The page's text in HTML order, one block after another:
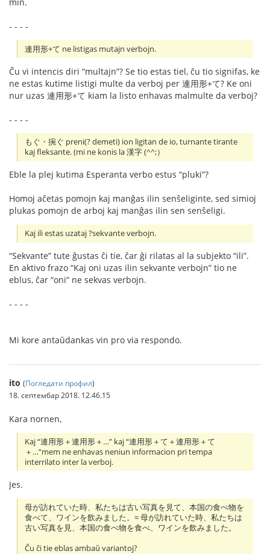
- - - -
連用形+て ne listigas mutajn verbojn.
Ĉu vi intencis diri “multajn”? Se tio estas tiel, ĉu tio signifas, ke
ne estas kutime listigi multe da verboj per 連用形+て? Ke oni
nur uzas 連用形+て kiam la listo enhavas malmulte da verboj?
- - - -
もぐ・捥ぐ preni(? demeti) ion ligitan de io, turnante tirante
kaj fleksante. (mi ne konis la 漢字 (^^;）
Eble la plej kutima Esperanta verbo estus “pluki”?
Homoj aĉetas pomojn kaj manĝas ilin senŝeliginte, sed simioj
plukas pomojn de arboj kaj manĝas ilin sen senŝeligi.
Kaj ili estas uzataj ?sekvante verbojn.
“Sekvante” tute ĝustas ĉi tie, ĉar ĝi rilatas al la subjekto “ili”.
En aktivo frazo “Kaj oni uzas ilin sekvante verbojn” tio ne
eblus, ĉar “oni” ne sekvas verbojn.
- - - -
Mi kore antaŭdankas vin pro via respondo.
ito (Погледати профил)
18. септембар 2018. 12.46.15
Kara nornen,
Kaj “連用形＋連用形＋…” kaj “連用形＋て＋連用形＋て
＋…”mem ne enhavas neniun informacion pri tempa
interrilato inter la verboj.
Jes.
母が訪れていた時、私たちは古い写真を見て、本国の食べ物を
食べて、ワインを飲みました。≈ 母が訪れていた時、私たちは
古い写真を見、本国の食べ物を食べ、ワインを飲みました。
Ĉu ĉi tie eblas ambaŭ variantoj?